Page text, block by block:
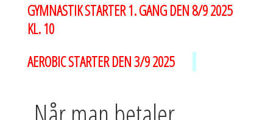
GYMNASTIK STARTER 1. GANG DEN 8/9 2025
KL. 10
AEROBIC STARTER DEN 3/9 2025